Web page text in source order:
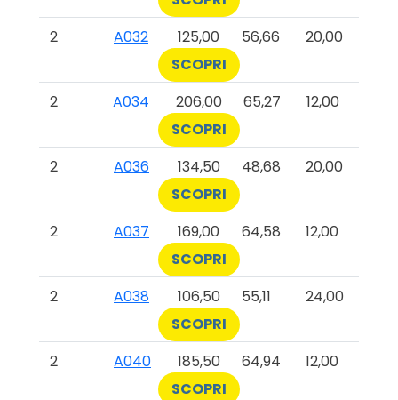
2
A032 125,00 56,66
20,00
SCOPRI
2
A034 206,00 65,27
12,00
SCOPRI
2
A036 134,50 48,68
20,00
SCOPRI
2
A037 169,00 64,58
12,00
SCOPRI
2
A038 106,50 55,11
24,00
SCOPRI
2
A040 185,50 64,94
12,00
SCOPRI